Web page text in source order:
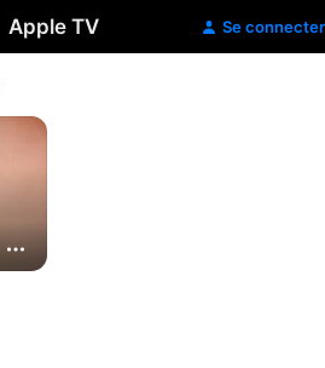
Apple TV Se connecter